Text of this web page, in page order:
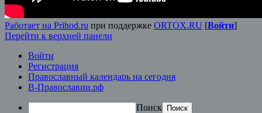
Работает на Prihod.ru при поддержке ORTOX.RU [Войти]
Перейти к верхней панели
Войти
Регистрация
Православный календарь на сегодня
В-Православии.рф
Поиск